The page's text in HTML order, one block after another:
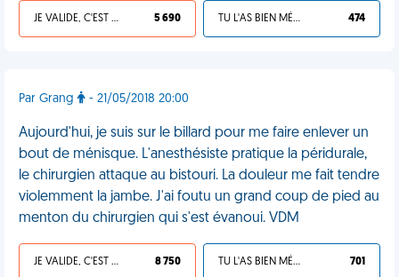
JE VALIDE, C'EST UNE VDM 5 690 TU L'AS BIEN MÉRITÉ 474
Par Grang - 21/05/2018 20:00
Aujourd'hui, je suis sur le billard pour me faire enlever un
bout de ménisque. L'anesthésiste pratique la péridurale,
le chirurgien attaque au bistouri. La douleur me fait tendre
violemment la jambe. J'ai foutu un grand coup de pied au
menton du chirurgien qui s'est évanoui. VDM
JE VALIDE, C'EST UNE VDM 8 750 TU L'AS BIEN MÉRITÉ 701